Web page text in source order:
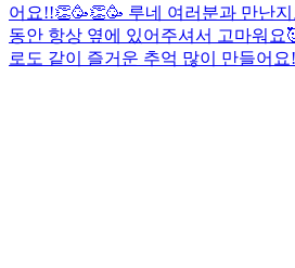
어요!!👏🥳👏🥳 루네 여러분과 만난
동안 항상 옆에 있어주셔서 고마워요
로도 같이 즐거운 추억 많이 만들어